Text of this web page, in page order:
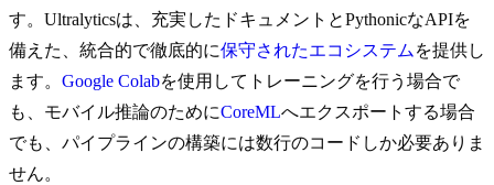
す。Ultralyticsは、充実したドキュメントとPythonicなAPIを
備えた、統合的で徹底的に保守されたエコシステム を提供し
ます。 Google Colabを使用してトレーニングを行う場合で
も、モバイル推論のためにCoreMLへエクスポートする場合
でも、パイプラインの構築には数行のコードしか必要ありま
せん。